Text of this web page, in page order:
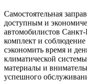
Самостоятельная
доступным и
автомобилистов
комплект и
сэкономить время и
климатической
материалы и
успешного